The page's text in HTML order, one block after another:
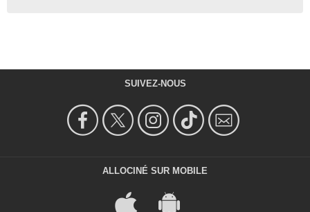
SUIVEZ-NOUS
ALLOCINÉ SUR MOBILE